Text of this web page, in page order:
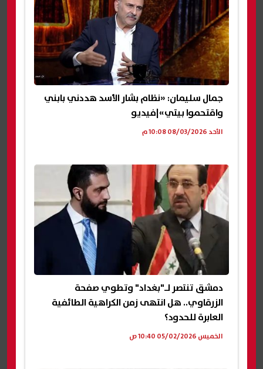
جمال سليمان: «نظام بشار الأسد هددني بابني
واقتحموا بيتي»|فيديو
الأحد 08/03/2026 10:08 م
دمشق تنتصر لـ"بغداد" وتطوي صفحة
الزرقاوي.. هل انتهى زمن الكراهية الطائفية
العابرة للحدود؟
الخميس 05/02/2026 10:40 ص